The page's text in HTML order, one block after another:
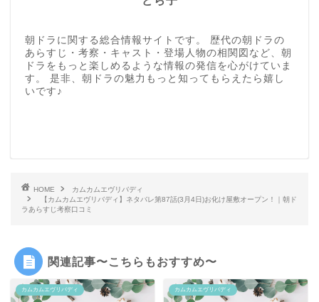
朝ドラに関する総合情報サイトです。 歴代の朝ドラの
あらすじ・考察・キャスト・登場人物の相関図など、朝
ドラをもっと楽しめるような情報の発信を心がけていま
す。 是非、朝ドラの魅力もっと知ってもらえたら嬉し
いです♪
HOME
カムカムエヴリバディ
【カムカムエヴリバディ】ネタバレ第87話(3月4日)お化け屋敷オープン！｜朝ド
ラあらすじ考察口コミ
関連記事〜こちらもおすすめ〜
カムカムエヴリバディ カムカムエヴリバディ